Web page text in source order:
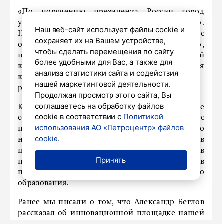
«По поручению президента России город
углубляет сотрудничество с центром «Сириус».
Новое соглашение, подписанное с
образовательным Фондом «Талант и успех»,
позволит реализовать проект «Национальный
кампус технологического лидерства и развития
критических технологий в Петербурге», –
рассказал Беглов.
Кроме того, было подписано важное
соглашение в сфере образования с
педагогическим университетом. Оно
направлено на расширение профориентации в
школах, привлечение новых кадров в
профессию учителя и увеличение масштабов
подготовки педагогов для профессионального
образования.
Ранее мы писали о том, что Александр Беглов
рассказал об инновационной площадке нашей
Наш веб-сайт использует файлы cookie и
сохраняет их на Вашем устройстве,
чтобы сделать перемещения по сайту
более удобными для Вас, а также для
анализа статистики сайта и содействия
нашей маркетинговой деятельности.
Продолжая просмотр этого сайта, Вы
соглашаетесь на обработку файлов
cookie в соответствии с Политикой
использования АО «Петроцентр» файлов
cookie.
Принять